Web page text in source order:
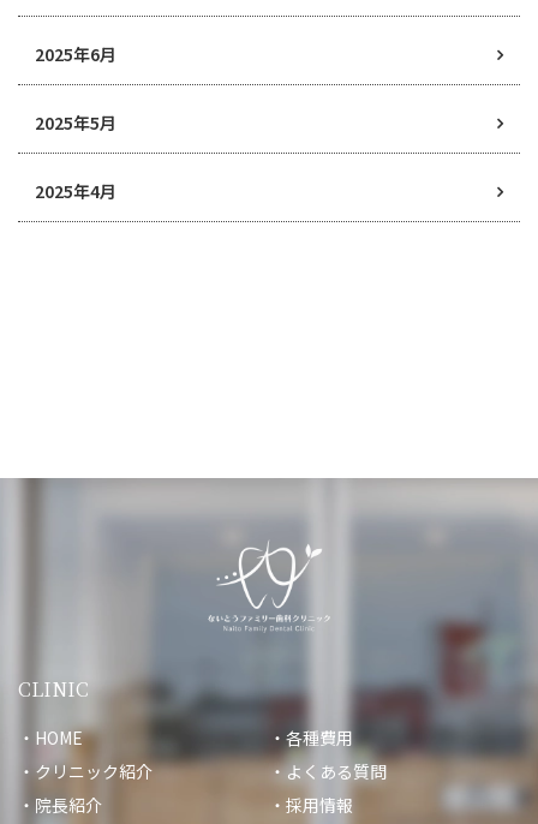
2025年6月
2025年5月
2025年4月
CLINIC
HOME
クリニック紹介
院長紹介
各種費用
よくある質問
採用情報